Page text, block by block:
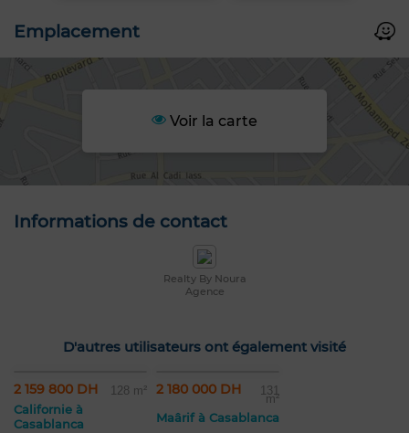
Emplacement
Voir la carte
Informations de contact
Realty By Noura
Agence
D'autres utilisateurs ont également visité
2 159 800 DH 128 m²
Californie à
Casablanca
2 180 000 DH 131
m²
Maârif à Casablanca